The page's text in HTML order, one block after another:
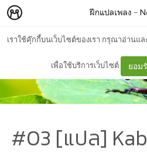
เราใช้คุ๊กกี้บนเว็บไซต์ของเรา กรุณาอ่านแ
เพื่อใช้บริการเว็บไซต์ ยอม
ฝึกแปลเพลง –
#03 [แปล]